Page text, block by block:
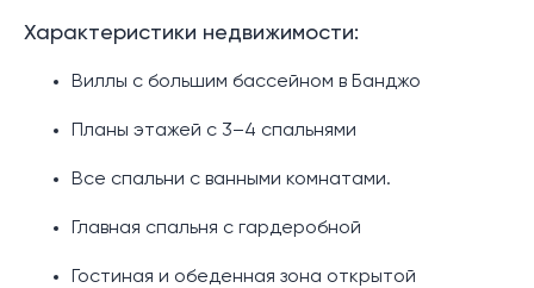
Характеристики недвижимости:
Виллы с большим бассейном в Банджо
Планы этажей с 3–4 спальнями
Все спальни с ванными комнатами.
Главная спальня с гардеробной
Гостиная и обеденная зона открытой